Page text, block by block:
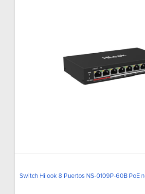
Switch Hilook 8 Puertos NS-0109P-60B PoE